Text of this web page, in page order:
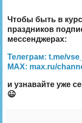
Чтобы быть в
праздников
мессенджерах:
Телеграм: t.me/
MAX: max.ru/
и узнавайте уже
😉